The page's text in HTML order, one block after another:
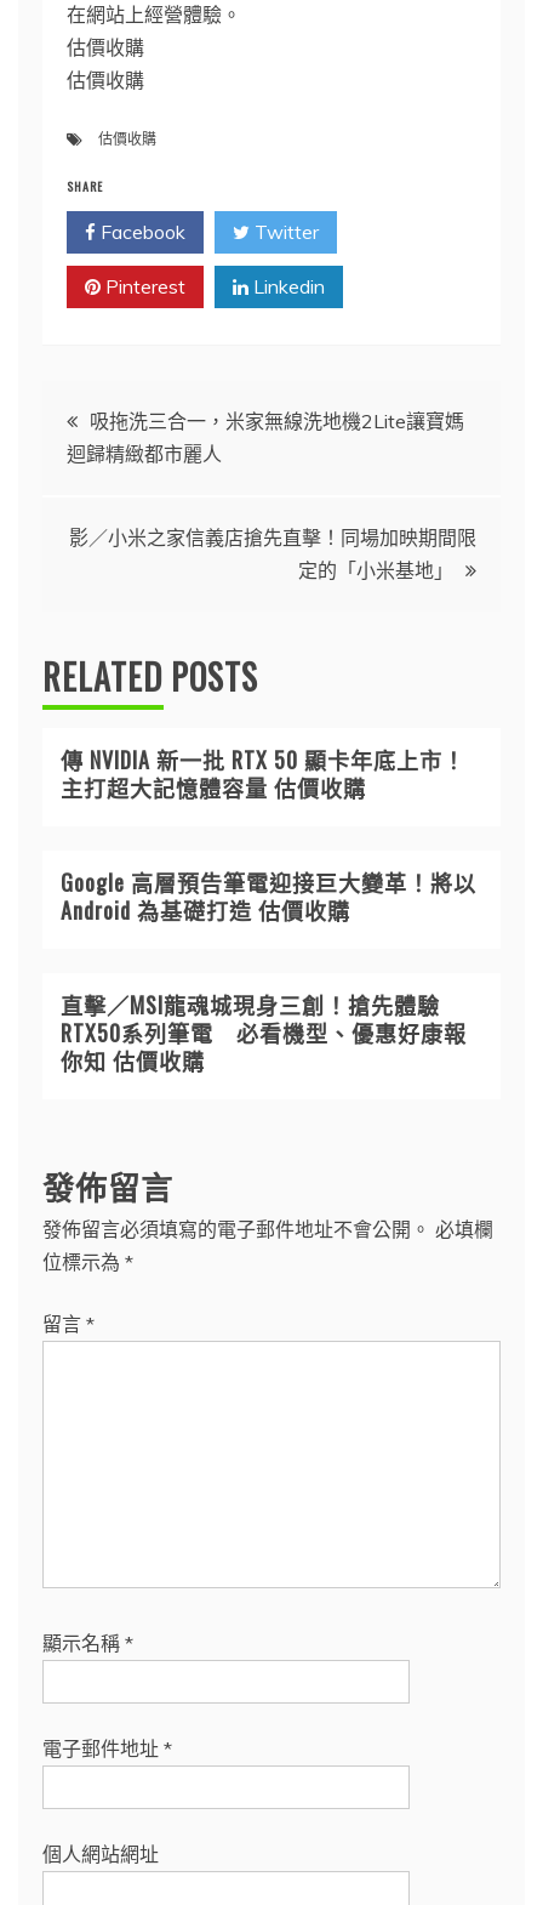
在網站上經營體驗。
估價收購
估價收購
估價收購
SHARE
Facebook Twitter
Pinterest Linkedin
文
章
導
吸拖洗三合一，米家無線洗地機2Lite讓寶媽
迴歸精緻都市麗人
影／小米之家信義店搶先直擊！同場加映期間限
定的「小米基地」
RELATED POSTS
傳 NVIDIA 新一批 RTX 50 顯卡年底上市！
主打超大記憶體容量 估價收購
Google 高層預告筆電迎接巨大變革！將以
Android 為基礎打造 估價收購
直擊／MSI龍魂城現身三創！搶先體驗
RTX50系列筆電 必看機型、優惠好康報
你知 估價收購
發佈留言
發佈留言必須填寫的電子郵件地址不會公開。 必填欄
位標示為 *
留言 *
顯示名稱 *
電子郵件地址 *
個人網站網址